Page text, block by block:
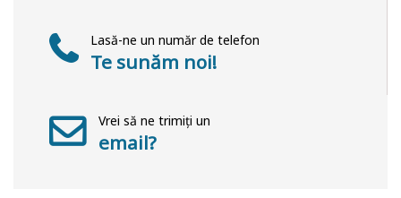
Lasă-ne un număr de telefon
Te sunăm noi!
Vrei să ne trimiți un
email?